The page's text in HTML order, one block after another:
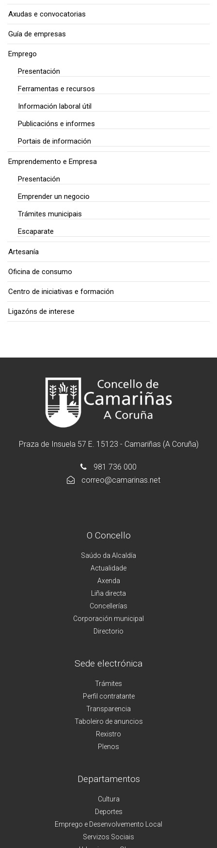
Axudas e convocatorias
Guía de empresas
Emprego
Presentación
Ferramentas e recursos
Información laboral útil
Publicacións e informes
Portais de información
Emprendemento e Empresa
Presentación
Emprender un negocio
Trámites municipais
Escaparate
Artesanía
Oficina de consumo
Centro de iniciativas e formación
Ligazóns de interese
Praza de Insuela 57 E. 15123 - Camariñas (A Coruña)
981 736 000
correo@camarinas.net
O Concello
Saúdo da Alcaldía
Actualidade
Axenda
Liña directa
Concellerías
Corporación municipal
Directorio
Sede electrónica
Trámites
Perfil contratante
Transparencia
Taboleiro de anuncios
Rexistro
Plenos
Departamentos
Cultura
Deportes
Emprego e Desenvolvemento Local
Servizos Sociais